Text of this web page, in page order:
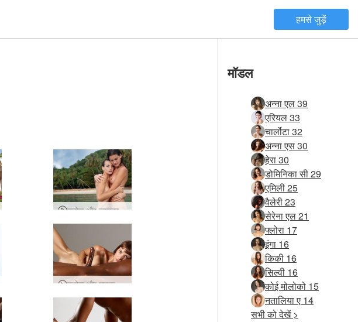
हमसे जुड़ें
फ्लोरा और जायका ट्रॉपिकल रोमांस
फ्लोरा और माइक - द मेकिंग ऑफ &quot;द बिग गन&quot; फोटो सत्र
मॉडल
अन्ना एल 39
एरियल 33
चार्लोटा 32
अन्ना एस 30
हेरा 30
डोमिनिका सी 29
एमिली 25
वैलेरी 23
सेरेना एल 21
फ्लोरा 17
इंगा 16
किकी 16
सिल्वी 16
कोई मोलोको 15
नतालिया ए 14
सभी को देखें >